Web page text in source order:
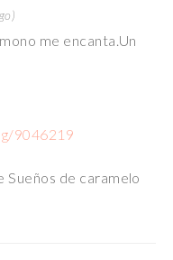
me encanta.Un
9046219
Sueños de caramelo